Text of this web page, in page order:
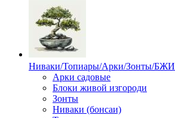
Ниваки/Топиары/Арки/Зонты/БЖИ
Арки садовые
Блоки живой изгороди
Зонты
Ниваки (бонсаи)